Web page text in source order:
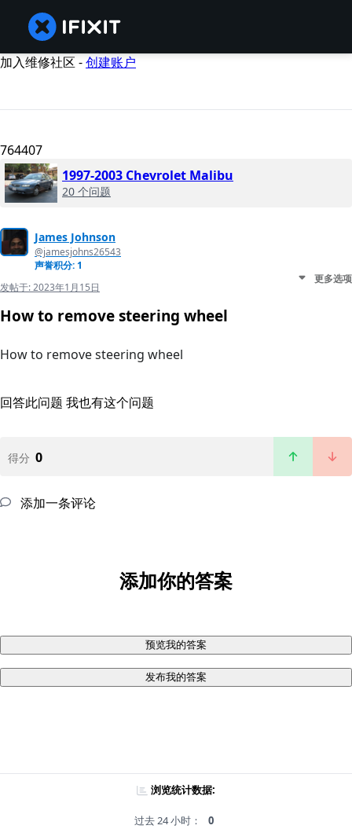
加入维修社区 -创建账户
764407
1997-2003 Chevrolet Malibu
20 个问题
James Johnson
@jamesjohns26543
声誉积分: 1
发帖于:2023年1月15日
更多选项
How to remove steering wheel
How to remove steering wheel
回答此问题 我也有这个问题
得分 0
添加一条评论
添加你的答案
预览我的答案
发布我的答案
浏览统计数据:
过去 24 小时： 0